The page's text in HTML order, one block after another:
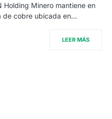
Holding Minero mantiene en
de cobre ubicada en…
LEER MÁS